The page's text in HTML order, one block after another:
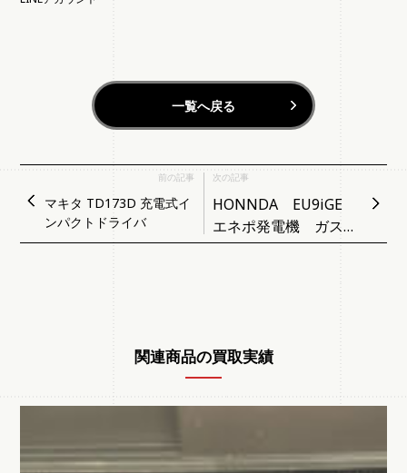
一覧へ戻る
次の記事
HONNDA EU9iGE
エネポ発電機 ガスボ
ンベ式ポータブル発電
前の記事
マキタ TD173D 充電式イ
ンパクトドライバ
関連商品の買取実績